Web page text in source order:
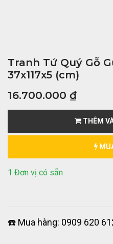
Tranh Tứ Quý Gỗ
37x117x5 (cm)
16.700.000 ₫
THÊM
1 Đơn vị có sẵn
☎️ Mua hàng: 0909 620